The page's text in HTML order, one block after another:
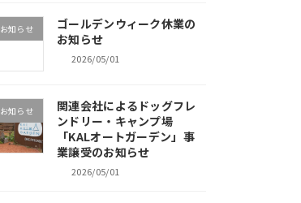
お知らせ
ゴールデンウィーク休業の
お知らせ
2026/05/01
お知らせ
関連会社によるドッグフレ
ンドリー・キャンプ場
「KALオートガーデン」事
業譲受のお知らせ
2026/05/01